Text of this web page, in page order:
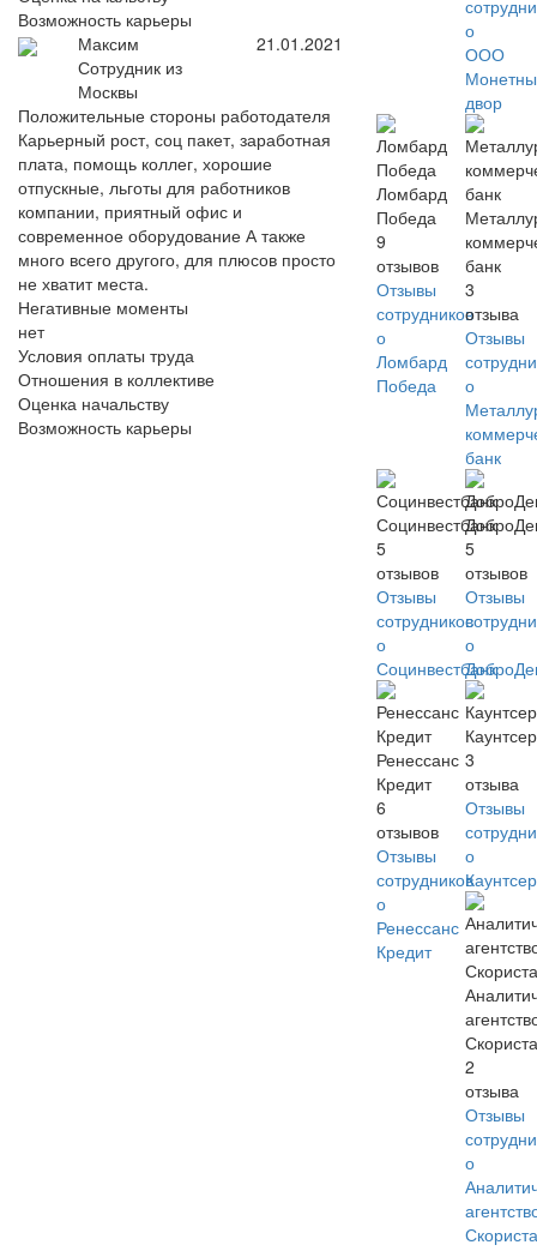
Возможность карьеры
Максим
Сотрудник из
Москвы
21.01.2021
Положительные стороны работодателя
Карьерный рост, соц пакет, заработная
плата, помощь коллег, хорошие
отпускные, льготы для работников
компании, приятный офис и
современное оборудование А также
много всего другого, для плюсов просто
не хватит места.
Негативные моменты
нет
Условия оплаты труда
Отношения в коллективе
Оценка начальству
Возможность карьеры
о
ООО
двор
Ломбард
Победа
9
отзывов
Отзывы
сотрудников
о
Ломбард
Победа
банк
3
отзыва
Отзывы
о
банк
Социнвестбанк
5
отзывов
Отзывы
сотрудников
о
Социнвестбанк
5
отзывов
Отзывы
о
Ренессанс
Кредит
6
отзывов
Отзывы
сотрудников
о
Ренессанс
Кредит
3
отзыва
Отзывы
о
2
отзыва
Отзывы
о